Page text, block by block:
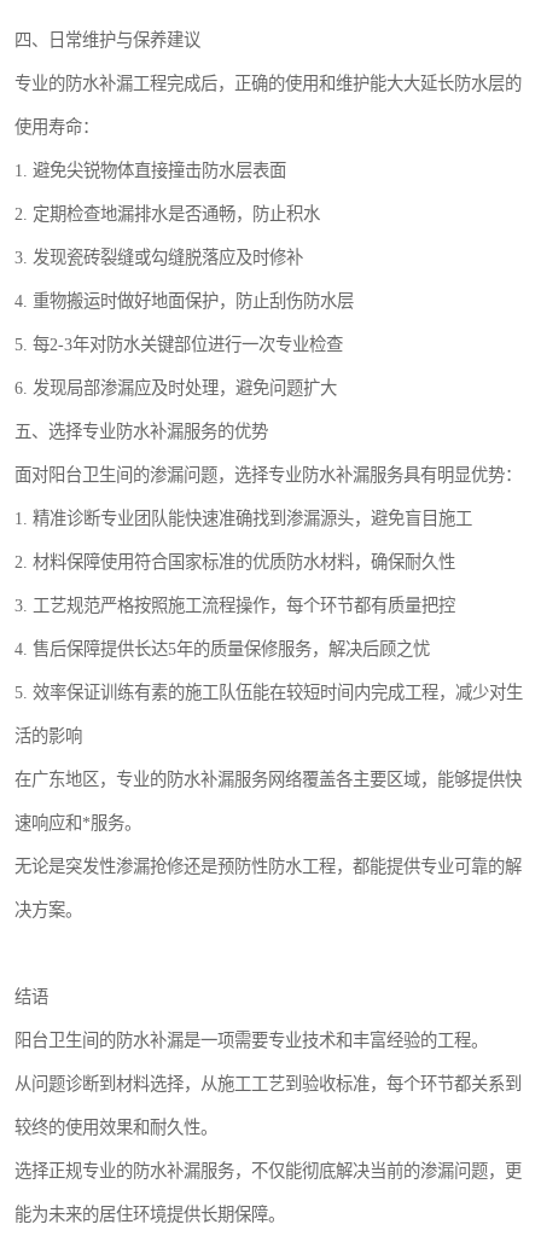
四、日常维护与保养建议
专业的防水补漏工程完成后，正确的使用和维护能大大延长防水层的
使用寿命：
1. 避免尖锐物体直接撞击防水层表面
2. 定期检查地漏排水是否通畅，防止积水
3. 发现瓷砖裂缝或勾缝脱落应及时修补
4. 重物搬运时做好地面保护，防止刮伤防水层
5. 每2-3年对防水关键部位进行一次专业检查
6. 发现局部渗漏应及时处理，避免问题扩大
五、选择专业防水补漏服务的优势
面对阳台卫生间的渗漏问题，选择专业防水补漏服务具有明显优势：
1. 精准诊断专业团队能快速准确找到渗漏源头，避免盲目施工
2. 材料保障使用符合国家标准的优质防水材料，确保耐久性
3. 工艺规范严格按照施工流程操作，每个环节都有质量把控
4. 售后保障提供长达5年的质量保修服务，解决后顾之忧
5. 效率保证训练有素的施工队伍能在较短时间内完成工程，减少对生
活的影响
在广东地区，专业的防水补漏服务网络覆盖各主要区域，能够提供快
速响应和*服务。
无论是突发性渗漏抢修还是预防性防水工程，都能提供专业可靠的解
决方案。
结语
阳台卫生间的防水补漏是一项需要专业技术和丰富经验的工程。
从问题诊断到材料选择，从施工工艺到验收标准，每个环节都关系到
较终的使用效果和耐久性。
选择正规专业的防水补漏服务，不仅能彻底解决当前的渗漏问题，更
能为未来的居住环境提供长期保障。